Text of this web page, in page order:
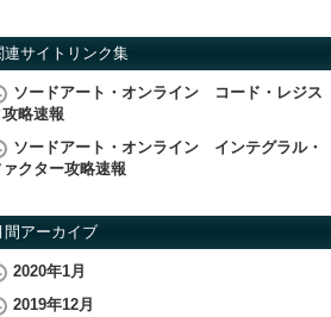
連サイトリンク集
ソードアート・オンライン コード・レジス
略速報
ソードアート・オンライン インテグラル・
クター攻略速報
間アーカイブ
2020年1月
2019年12月